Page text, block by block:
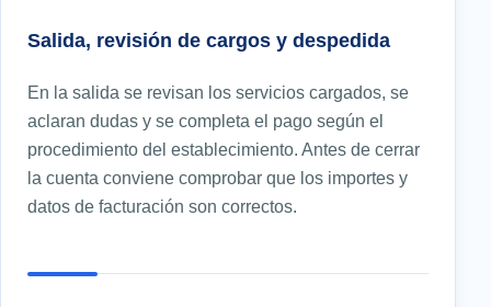
Salida, revisión de cargos y despedida
En la salida se revisan los servicios cargados, se
aclaran dudas y se completa el pago según el
procedimiento del establecimiento. Antes de cerrar
la cuenta conviene comprobar que los importes y
datos de facturación son correctos.